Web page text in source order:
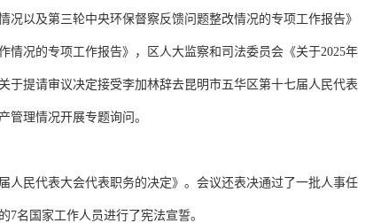
以及第三轮中央环保督察反馈问题整改情况的专项工作报告》
情况的专项工作报告》，区人大监察和司法委员会《关于2025年
于提请审议决定接受李加林辞去昆明市五华区第十七届人民代表
管理情况开展专题询问。
人民代表大会代表职务的决定》。会议还表决通过了一批人事任
名国家工作人员进行了宪法宣誓。